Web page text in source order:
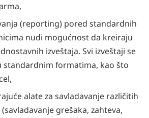
(reporting) pored standardnih
nudi mogućnost da kreiraju
izveštaja. Svi izveštaji se
standardnim formatima, kao što
alate za savladavanje različitih
grešaka, zahteva,